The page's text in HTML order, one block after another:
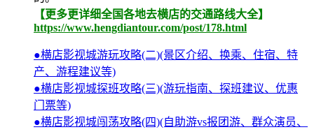
【更多更详细全国各地去横店的交通路线大全】
https://www.hengdiantour.com/post/178.html
●横店影视城游玩攻略(二)(景区介绍、换乘、住宿、特
产、游程建议等)
●横店影视城探班攻略(三)(游玩指南、探班建议、优惠
门票等)
●横店影视城闯荡攻略(四)(自助游vs报团游、群众演员、